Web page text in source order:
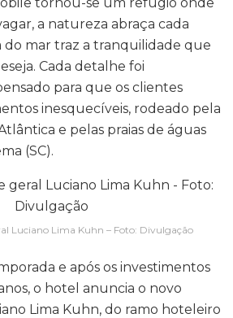
a natureza abraça cada
do mar traz a tranquilidade que
Cada detalhe foi
para que os clientes
inesquecíveis, rodeado pela
e pelas praias de águas
(SC).
Luciano Lima Kuhn – Foto: Divulgação
e após os investimentos
o hotel anuncia o novo
Lima Kuhn, do ramo hoteleiro